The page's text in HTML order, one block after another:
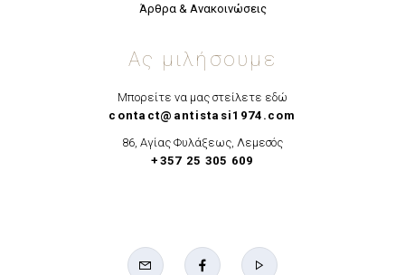
Άρθρα & Ανακοινώσεις
Ας μιλήσουμε
Μπορείτε να μας στείλετε εδώ
contact@antistasi1974.com
86, Αγίας Φυλάξεως, Λεμεσός
+357 25 305 609